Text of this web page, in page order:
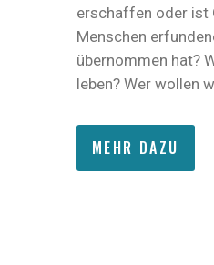
erschaffen oder ist
Menschen
übernommen hat?
leben? Wer wollen
MEHR DAZU